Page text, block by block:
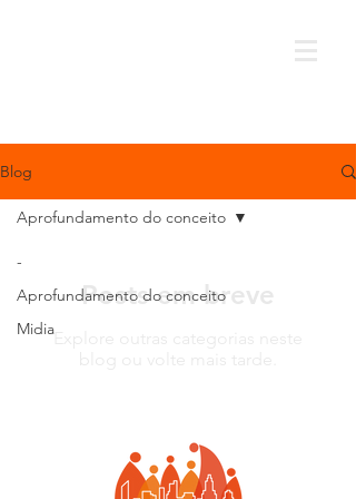
Blog
-
Aprofundamento do conceito
Midia
Aprofundamento do conceito
Posts em breve
Explore outras categorias neste